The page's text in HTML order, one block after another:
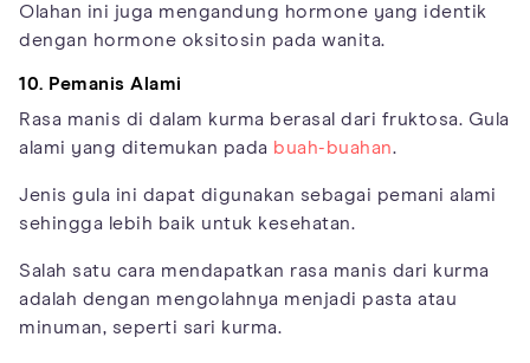
Olahan ini juga mengandung hormone yang identik
dengan hormone oksitosin pada wanita.
10. Pemanis Alami
Rasa manis di dalam kurma berasal dari fruktosa. Gula
alami yang ditemukan pada buah-buahan.
Jenis gula ini dapat digunakan sebagai pemani alami
sehingga lebih baik untuk kesehatan.
Salah satu cara mendapatkan rasa manis dari kurma
adalah dengan mengolahnya menjadi pasta atau
minuman, seperti sari kurma.